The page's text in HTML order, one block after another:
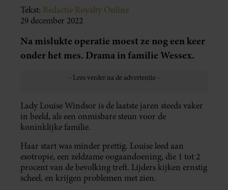
Tekst: Redactie Royalty Online
29 december 2022
Na mislukte operatie moest ze nog een keer
onder het mes. Drama in familie Wessex.
Lady Louise Windsor is de laatste jaren steeds vaker
in beeld, als een onmisbare steun voor de
koninklijke familie.
Haar start was minder prettig. Louise leed aan
esotropie, een zeldzame oogaandoening, die 1 tot 2
procent van de bevolking treft. Lijders kijken ernstig
scheel, en krijgen problemen met zien.